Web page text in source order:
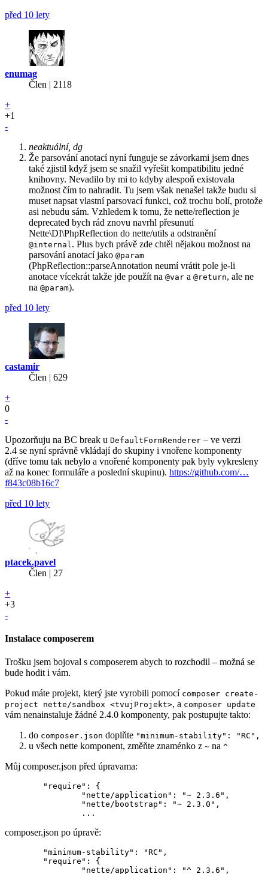
před 10 lety
enumag
Člen | 2118
+
+1
-
neaktuální, dg
Že parsování anotací nyní funguje se závorkami jsem dnes
také zjistil když jsem se snažil vyřešit kompatibilitu jedné
knihovny. Nevadilo by mi to kdyby alespoň existovala
možnost čím to nahradit. Tu jsem však nenašel takže budu si
muset napsat vlastní parsovací funkci, což trochu bolí, protože
asi nebudu sám. Vzhledem k tomu, že nette/reflection je
deprecated bych rád znovu navrhl přesunutí
Nette\DI\PhpReflection do nette/utils a odstranění
@internal . Plus bych právě zde chtěl nějakou možnost na
parsování anotací jako @param
(PhpReflection::parseAnnotation neumí vrátit pole je-li
anotace vícekrát takže jde použít na @var a @return, ale ne
na @param).
před 10 lety
castamir
Člen | 629
+
0
-
Upozorňuju na BC break u DefaultFormRenderer – ve verzi
2.4 se nyní správně vkládají do skupiny i vnořene komponenty
(dříve tomu tak nebylo a vnořené komponenty pak byly vykresleny
až na konec formuláře a poslední skupinu). https://github.com/…
f843c08b16c7
před 10 lety
ptacek.pavel
Člen | 27
+
+3
-
Instalace composerem
Trošku jsem bojoval s composerem abych to rozchodil – možná se
bude hodit i vám.
Pokud máte projekt, který jste vyrobili pomocí composer create-
project nette/sandbox <tvujProjekt>, a composer update
vám nenainstaluje žádné 2.4.0 komponenty, pak postupujte takto:
do composer.json doplňte "minimum-stability": "RC",
u všech nette komponent, změňte znaménko z ~ na ^
Můj composer.json před úpravama:
composer.json po úpravě: